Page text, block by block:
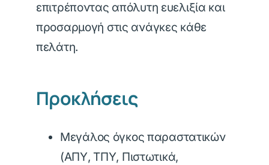
επιτρέποντας απόλυτη ευελιξία και
προσαρμογή στις ανάγκες κάθε
πελάτη.
Προκλήσεις
Μεγάλος όγκος παραστατικών
(ΑΠΥ, ΤΠΥ, Πιστωτικά,